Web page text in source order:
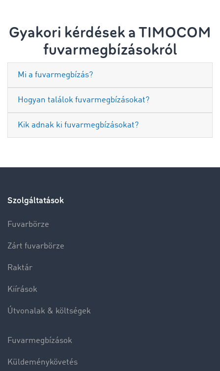
Gyakori kérdések a TIMOCOM
fuvarmegbízásokról
Mi a fuvarmegbízás?
Hogyan találok fuvarmegbízásokat?
Kik adnak ki fuvarmegbízásokat?
Szolgáltatások
Fuvarbörze
Zárt fuvarbörze
Raktár
Kiírások
Útvonalak & költségek
Fuvarmegbízások
Küldeménykövetés